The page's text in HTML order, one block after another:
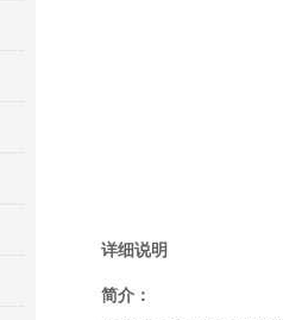
详细说明
简介：